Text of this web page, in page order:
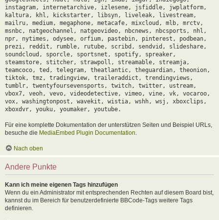
instagram, internetarchive, izlesene, jsfiddle, jwplatform,
kaltura, khl, kickstarter, libsyn, liveleak, livestream,
mailru, medium, megaphone, metacafe, mixcloud, mlb, mrctv,
msnbc, natgeochannel, natgeovideo, nbcnews, nbcsports, nhl,
npr, nytimes, odysee, orfium, pastebin, pinterest, podbean,
prezi, reddit, rumble, rutube, scribd, sendvid, slideshare,
soundcloud, sporcle, sportsnet, spotify, spreaker,
steamstore, stitcher, strawpoll, streamable, streamja,
teamcoco, ted, telegram, theatlantic, theguardian, theonion,
tiktok, tmz, tradingview, traileraddict, trendingviews,
tumblr, twentyfoursevensports, twitch, twitter, ustream,
vbox7, veoh, vevo, videodetective, vimeo, vine, vk, vocaroo,
vox, washingtonpost, wavekit, wistia, wshh, wsj, xboxclips,
xboxdvr, youku, youmaker, youtube.
Für eine komplette Dokumentation der unterstützen Seiten und Beispiel URLs,
besuche die MediaEmbed Plugin Documentation.
Nach oben
Andere Punkte
Kann ich meine eigenen Tags hinzufügen
Wenn du ein Administrator mit entsprechenden Rechten auf diesem Board bist,
kannst du im Bereich für benutzerdefinierte BBCode-Tags weitere Tags
definieren.